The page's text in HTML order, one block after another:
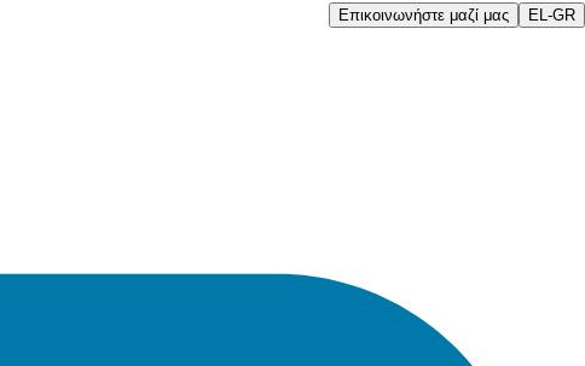
Επικοινωνήστε μαζί μας EL-GR